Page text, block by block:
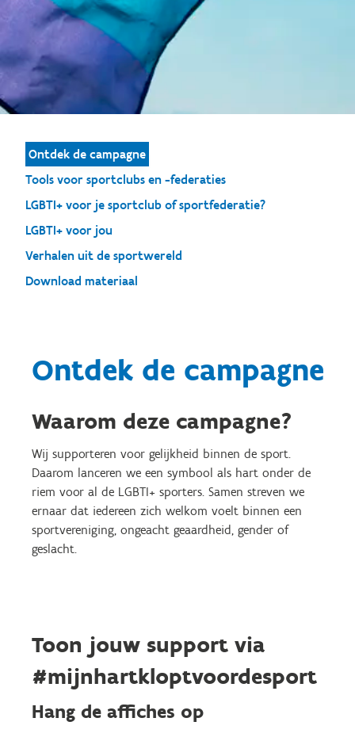
Ontdek de campagne
Tools voor sportclubs en -federaties
LGBTI+ voor je sportclub of sportfederatie?
LGBTI+ voor jou
Verhalen uit de sportwereld
Download materiaal
Ontdek de campagne
Waarom deze campagne?
Wij supporteren voor gelijkheid binnen de sport.
Daarom lanceren we een symbool als hart onder de
riem voor al de LGBTI+ sporters. Samen streven we
ernaar dat iedereen zich welkom voelt binnen een
sportvereniging, ongeacht geaardheid, gender of
geslacht.
Toon jouw support via
#mijnhartkloptvoordesport
Hang de affiches op